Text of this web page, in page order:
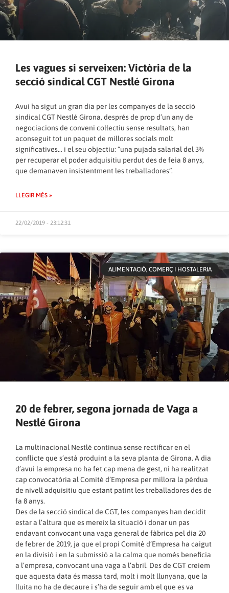
Les vagues si serveixen: Victòria de la
secció sindical CGT Nestlé Girona
Avui ha sigut un gran dia per les companyes de la secció
sindical CGT Nestlé Girona, després de prop d’un any de
negociacions de conveni col·lectiu sense resultats, han
aconseguit tot un paquet de millores socials molt
significatives… i el seu objectiu: “una pujada salarial del 3%
per recuperar el poder adquisitiu perdut des de feia 8 anys,
que demanaven insistentment les treballadores”.
LLEGIR MÉS »
22/02/2019 - 23:12:31
ALIMENTACIÓ, COMERÇ I HOSTALERIA
20 de febrer, segona jornada de Vaga a
Nestlé Girona
La multinacional Nestlé continua sense rectificar en el
conflicte que s’està produint a la seva planta de Girona. A dia
d’avui la empresa no ha fet cap mena de gest, ni ha realitzat
cap convocatòria al Comitè d’Empresa per millora la pèrdua
de nivell adquisitiu que estant patint les treballadores des de
fa 8 anys.
Des de la secció sindical de CGT, les companyes han decidit
estar a l’altura que es mereix la situació i donar un pas
endavant convocant una vaga general de fàbrica pel dia 20
de febrer de 2019, ja que el propi Comitè d’Empresa ha caigut
en la divisió i en la submissió a la calma que només beneficia
a l’empresa, convocant una vaga a l’abril. Des de CGT creiem
que aquesta data és massa tard, molt i molt llunyana, que la
lluita no ha de decaure i s’ha de seguir amb el que es va